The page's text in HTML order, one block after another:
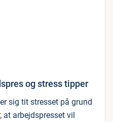
og stress tipper
sig tit stresset på grund
at arbejdspresset vil